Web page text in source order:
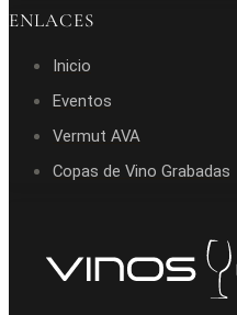
ENLACES
Inicio
Eventos
Vermut AVA
Copas de Vino Grabadas